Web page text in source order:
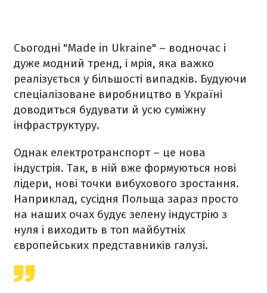
Сьогодні "Made in Ukraine" – водночас і
дуже модний тренд, і мрія, яка важко
реалізується у більшості випадків. Будуючи
спеціалізоване виробництво в Україні
доводиться будувати й усю суміжну
інфраструктуру.
Однак електротранспорт – це нова
індустрія. Так, в ній вже формуються нові
лідери, нові точки вибухового зростання.
Наприклад, сусідня Польща зараз просто
на наших очах будує зелену індустрію з
нуля і виходить в топ майбутніх
європейських представників галузі.